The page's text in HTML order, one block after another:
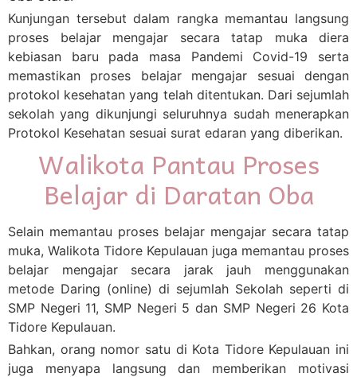
Kunjungan tersebut dalam rangka memantau langsung
proses belajar mengajar secara tatap muka diera
kebiasan baru pada masa Pandemi Covid-19 serta
memastikan proses belajar mengajar sesuai dengan
protokol kesehatan yang telah ditentukan. Dari sejumlah
sekolah yang dikunjungi seluruhnya sudah menerapkan
Protokol Kesehatan sesuai surat edaran yang diberikan.
Walikota Pantau Proses
Belajar di Daratan Oba
Selain memantau proses belajar mengajar secara tatap
muka, Walikota Tidore Kepulauan juga memantau proses
belajar mengajar secara jarak jauh menggunakan
metode Daring (online) di sejumlah Sekolah seperti di
SMP Negeri 11, SMP Negeri 5 dan SMP Negeri 26 Kota
Tidore Kepulauan.
Bahkan, orang nomor satu di Kota Tidore Kepulauan ini
juga menyapa langsung dan memberikan motivasi